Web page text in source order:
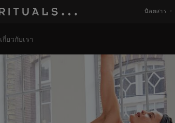
นิตยสาร
เกี่ยวกับเรา